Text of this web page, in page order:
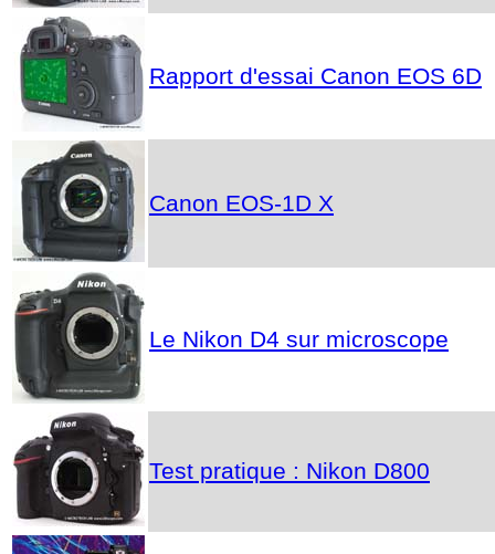
Rapport d'essai Canon EOS 6D
Canon EOS-1D X
Le Nikon D4 sur microscope
Test pratique : Nikon D800